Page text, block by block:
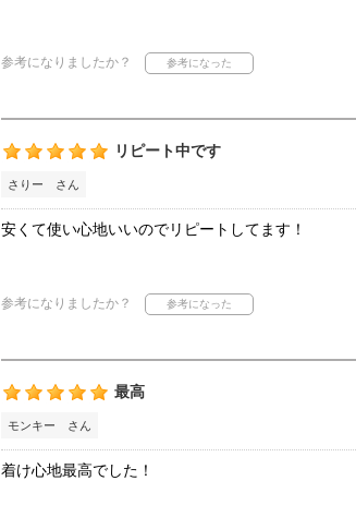
参考になりましたか？
リピート中です
さりー さん
安くて使い心地いいのでリピートしてます！
参考になりましたか？
最高
モンキー さん
着け心地最高でした！